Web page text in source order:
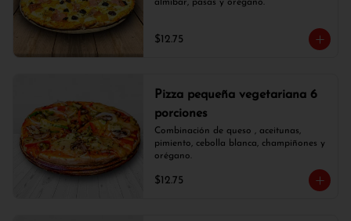
almíbar, pasas y orégano.
$12.75
Pizza pequeña vegetariana 6
porciones
Combinación de queso , aceitunas,
pimiento, cebolla blanca, champiñones y
orégano.
$12.75